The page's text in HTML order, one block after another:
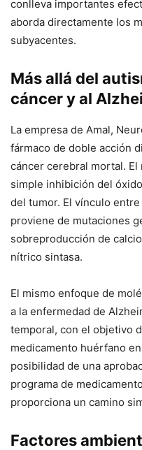
conlleva importantes
aborda directamente los
subyacentes.
Más allá del
cáncer y al
La empresa de Amal,
fármaco de doble acción
cáncer cerebral mortal. El
simple inhibición del
del tumor. El vínculo
proviene de mutaciones
sobreproducción de
nítrico sintasa.
El mismo enfoque de
a la enfermedad de
temporal, con el objetivo
medicamento huérfano
posibilidad de una
programa de
proporciona un camino
Factores